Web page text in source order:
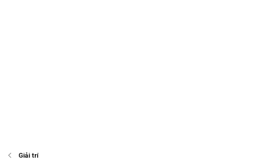
Giải trí